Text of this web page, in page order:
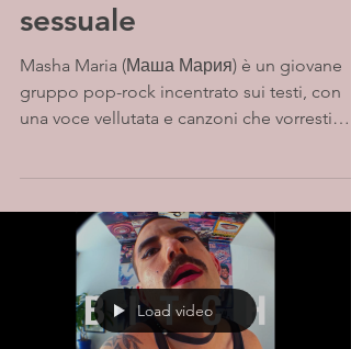
sessuale
Masha Maria (Маша Мария) è un giovane
gruppo pop-rock incentrato sui testi, con
una voce vellutata e canzoni che vorresti
Load video